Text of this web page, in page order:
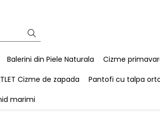
Balerini din Piele Naturala Cizme
Cizme de zapada Pantofi cu talpa
marimi